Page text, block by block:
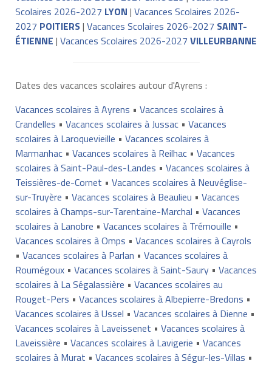
Scolaires 2026-2027 LYON | Vacances Scolaires 2026-
2027 POITIERS| Vacances Scolaires 2026-2027 SAINT-
ÉTIENNE | Vacances Scolaires 2026-2027 VILLEURBANNE
Dates des vacances scolaires autour d'Ayrens :
Vacances scolaires à Ayrens • Vacances scolaires à
Crandelles • Vacances scolaires à Jussac• Vacances
scolaires à Laroquevieille • Vacances scolaires à
Marmanhac• Vacances scolaires à Reilhac• Vacances
scolaires à Saint-Paul-des-Landes • Vacances scolaires à
Teissières-de-Cornet • Vacances scolaires à Neuvéglise-
sur-Truyère • Vacances scolaires à Beaulieu • Vacances
scolaires à Champs-sur-Tarentaine-Marchal • Vacances
scolaires à Lanobre • Vacances scolaires à Trémouille •
Vacances scolaires à Omps • Vacances scolaires à Cayrols
• Vacances scolaires à Parlan • Vacances scolaires à
Roumégoux• Vacances scolaires à Saint-Saury• Vacances
scolaires à La Ségalassière • Vacances scolaires au
Rouget-Pers • Vacances scolaires à Albepierre-Bredons •
Vacances scolaires à Ussel • Vacances scolaires à Dienne •
Vacances scolaires à Laveissenet • Vacances scolaires à
Laveissière • Vacances scolaires à Lavigerie • Vacances
scolaires à Murat • Vacances scolaires à Ségur-les-Villas •